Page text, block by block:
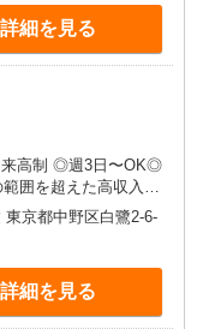
入保障期間：12か月
詳細を見る
来高制 ◎週3日〜OK◎
囲を超えた高収入も
万円（最長12か月
の場合 月10万円〜
入保障期間：12か月
東京都中野区白鷺2-6-
詳細を見る